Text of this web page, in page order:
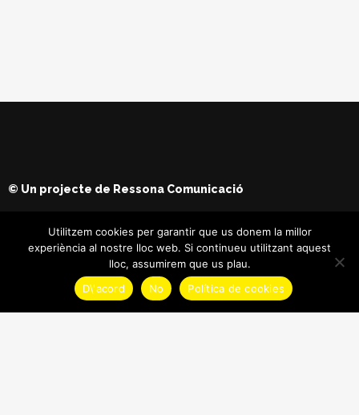
© Un projecte de Ressona Comunicació
Utilitzem cookies per garantir que us donem la millor
experiència al nostre lloc web. Si continueu utilitzant aquest
lloc, assumirem que us plau.
D\'acord
No Política de cookies